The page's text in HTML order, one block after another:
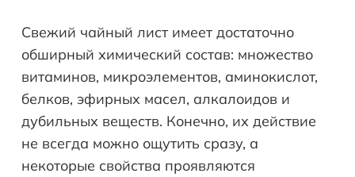
Свежий чайный лист имеет достаточно
обширный химический состав: множество
витаминов, микроэлементов, аминокислот,
белков, эфирных масел, алкалоидов и
дубильных веществ. Конечно, их действие
не всегда можно ощутить сразу, а
некоторые свойства проявляются